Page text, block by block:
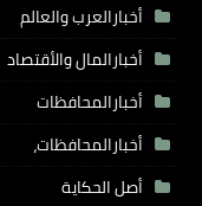
أخبارالعرب والعالم
أخبارالمال والأقتصاد
أخبارالمحافظات
أخبارالمحافظات،
أصل الحكاية